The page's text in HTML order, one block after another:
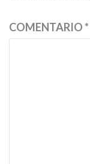
COMENTARIO*